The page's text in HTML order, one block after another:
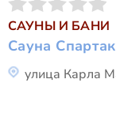
САУНЫ И БАНИ
Сауна Спартак
улица Карла